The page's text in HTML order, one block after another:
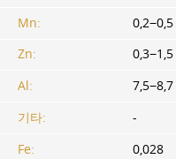
Mn:
0,2−0,5
Zn:
0,3−1,5
Al:
7,5−8,7
기타:
-
Fe:
0,028